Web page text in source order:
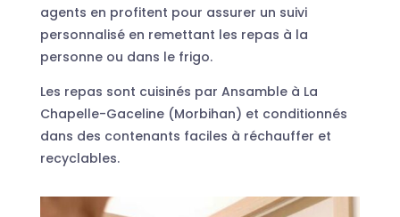
agents en profitent pour assurer un suivi
personnalisé en remettant les repas à la
personne ou dans le frigo.
Les repas sont cuisinés par Ansamble à La
Chapelle-Gaceline (Morbihan) et conditionnés
dans des contenants faciles à réchauffer et
recyclables.